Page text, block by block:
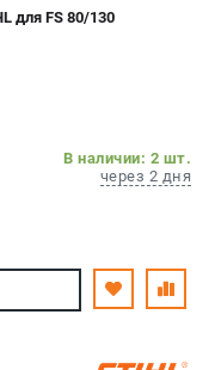
для FS 80/130
В наличии: 2 шт.
через 2 дня